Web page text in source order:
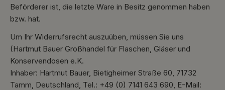
Beförderer ist, die letzte Ware in Besitz genommen haben
bzw. hat.
Um Ihr Widerrufsrecht auszuüben, müssen Sie uns
(Hartmut Bauer Großhandel für Flaschen, Gläser und
Konservendosen e.K.
Inhaber: Hartmut Bauer, Bietigheimer Straße 60, 71732
Tamm, Deutschland, Tel.: +49 (0) 7141 643 690, E-Mail: